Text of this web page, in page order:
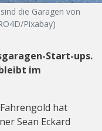
die Garagen von
Pixabay)
Start-ups.
im
hat
Sean Eckard